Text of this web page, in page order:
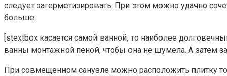
следует загерметизировать. При этом можно удачно
больше.
[stextbox касается самой ванной, то наиболее
ванны монтажной пеной, чтобы она не шумела. А затем
При совмещенном санузле можно расположить плитку